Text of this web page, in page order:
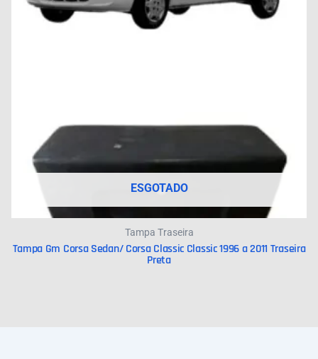
ESGOTADO
Tampa Traseira
Tampa Gm Corsa Sedan/ Corsa Classic Classic 1996 a 2011 Traseira
Preta